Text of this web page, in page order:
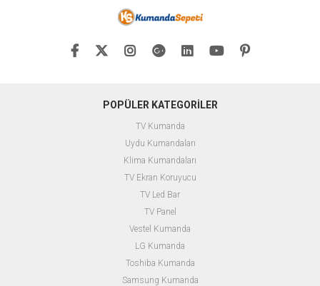
POPÜLER KATEGORİLER
TV Kumanda
Uydu Kumandaları
Klima Kumandaları
TV Ekran Koruyucu
TV Led Bar
TV Panel
Vestel Kumanda
LG Kumanda
Toshiba Kumanda
Samsung Kumanda